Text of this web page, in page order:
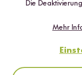
Mehr
Die
Mehr